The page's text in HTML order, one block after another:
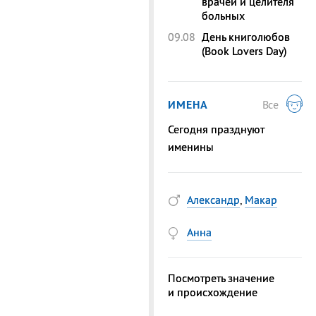
больных
09.08 День книголюбов
(Book Lovers Day)
ИМЕНА
Все
Сегодня празднуют
именины
Александр, Макар
Анна
Посмотреть значение
и происхождение